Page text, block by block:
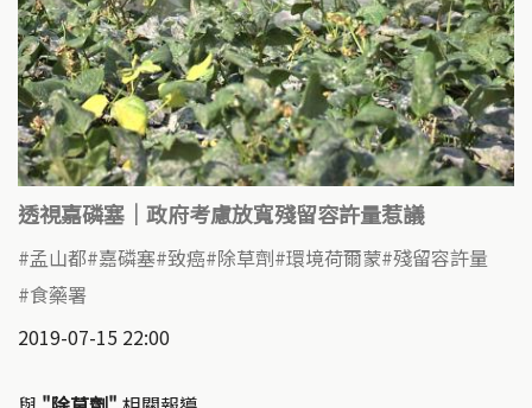
透視嘉磷塞｜政府考慮放寬殘留容許量惹議
孟山都 嘉磷塞 致癌 除草劑 環境荷爾蒙 殘留容許量
食藥署
2019-07-15 22:00